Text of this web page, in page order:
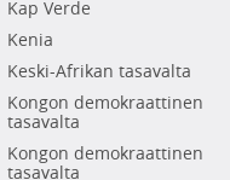
Kap Verde
Kenia
Keski-Afrikan tasavalta
Kongon demokraattinen
tasavalta
Kongon demokraattinen
tasavalta